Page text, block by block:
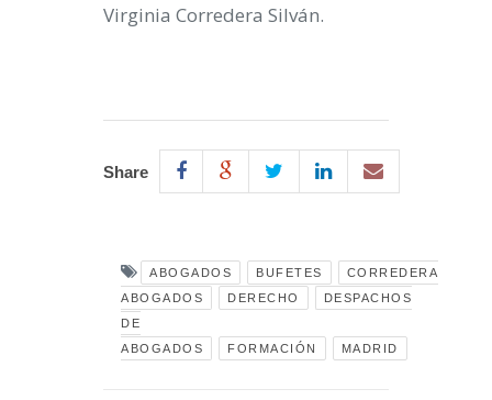
Virginia Corredera Silván.
Share
ABOGADOS BUFETES
CORREDERA
ABOGADOS
DERECHO
DESPACHOS
DE
ABOGADOS
FORMACIÓN MADRID